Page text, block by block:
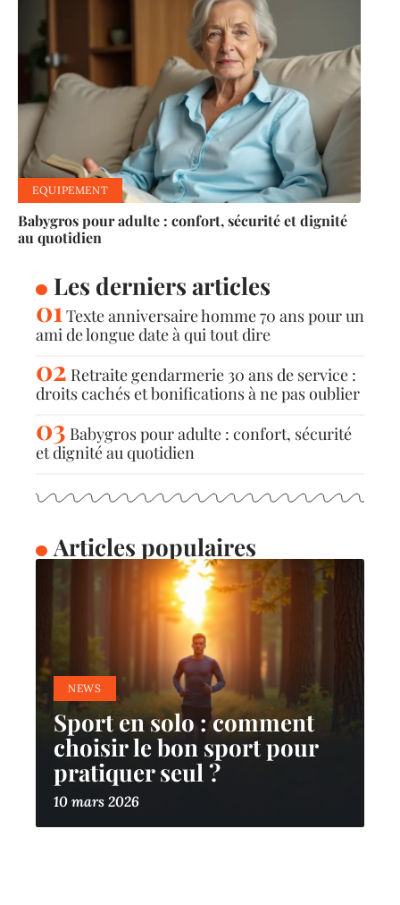
EQUIPEMENT
Babygros pour adulte : confort, sécurité et dignité
au quotidien
Les derniers articles
Texte anniversaire homme 70 ans pour un
ami de longue date à qui tout dire
Retraite gendarmerie 30 ans de service :
droits cachés et bonifications à ne pas oublier
Babygros pour adulte : confort, sécurité
et dignité au quotidien
Articles populaires
NEWS
Sport en solo : comment
choisir le bon sport pour
pratiquer seul ?
10 mars 2026